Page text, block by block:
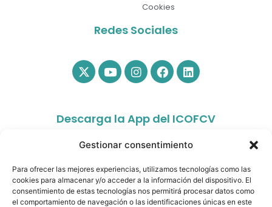
Gestionar consentimiento
Para ofrecer las mejores experiencias, utilizamos tecnologías como las
cookies para almacenar y/o acceder a la información del dispositivo. El
consentimiento de estas tecnologías nos permitirá procesar datos como
el comportamiento de navegación o las identificaciones únicas en este
Cookies
Redes Sociales
Descarga la App del ICOFCV